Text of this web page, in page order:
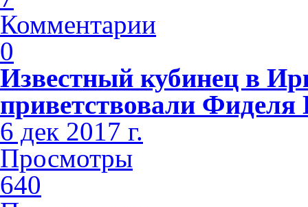
Комментарии
0
Известный кубинец в
приветствовали Фиделя
6 дек 2017 г.
Просмотры
640